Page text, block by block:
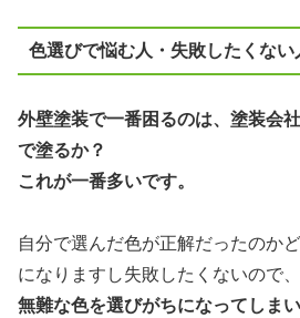
色選びで悩む人・失敗したくない
外壁塗装で一番困るのは、塗装会
で塗るか？
これが一番多いです。
自分で選んだ色が正解だったのか
になりますし失敗したくないので、
無難な色を選びがちになってしまい